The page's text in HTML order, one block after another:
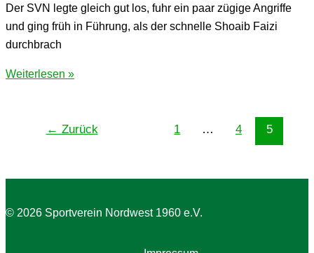
Der SVN legte gleich gut los, fuhr ein paar zügige Angriffe
und ging früh in Führung, als der schnelle Shoaib Faizi
durchbrach
Sieg
Weiterlesen »
← Zurück 1 … 4 5
© 2026 Sportverein Nordwest 1960 e.V.